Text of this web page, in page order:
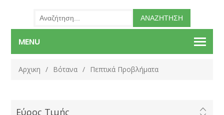
MENU
Αρχικη / Βότανα / Πεπτικά Προβλήματα
Εύρος Τιμής